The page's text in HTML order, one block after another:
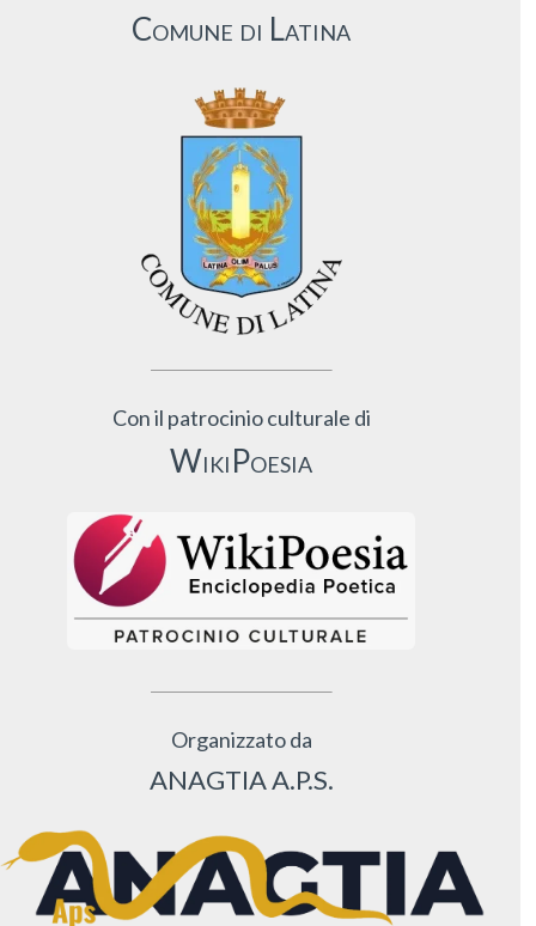
Comune di Latina
Con il patrocinio culturale di
WikiPoesia
Organizzato da
ANAGTIA A.P.S.